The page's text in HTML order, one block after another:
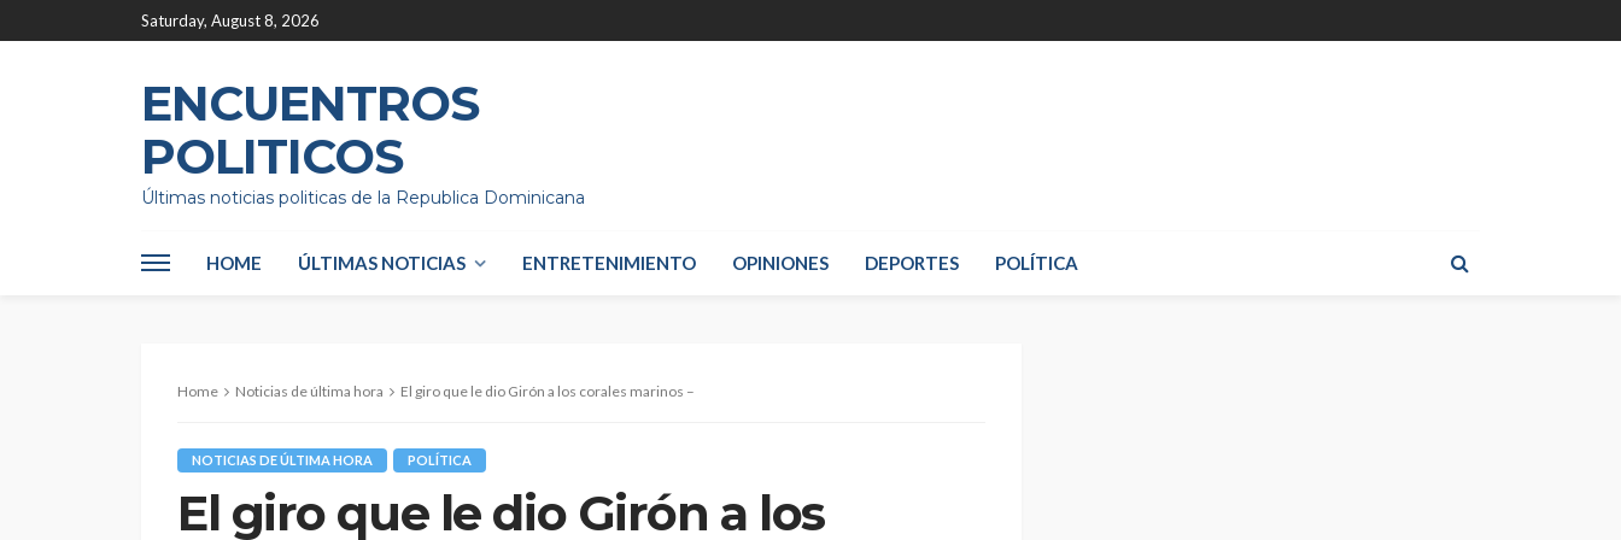
Saturday, August 8, 2026
ENCUENTROS
POLITICOS
Últimas noticias politicas de la Republica Dominicana
HOME ÚLTIMAS NOTICIAS ENTRETENIMIENTO OPINIONES DEPORTES POLÍTICA
Home Noticias de última hora El giro que le dio Girón a los corales marinos –
NOTICIAS DE ÚLTIMA HORA POLÍTICA
El giro que le dio Girón a los